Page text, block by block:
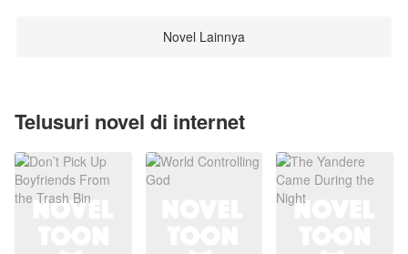
Novel Lainnya
Telusuri novel di internet